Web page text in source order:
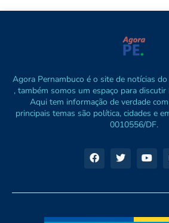
Agora Pernambuco é o site de notícias
, também somos um espaço para
Aqui tem informação de verdade
principais temas são política, cidades e
0010556/DF.